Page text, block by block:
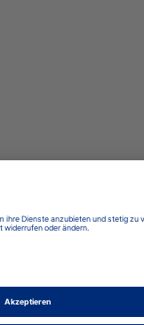
Teilen